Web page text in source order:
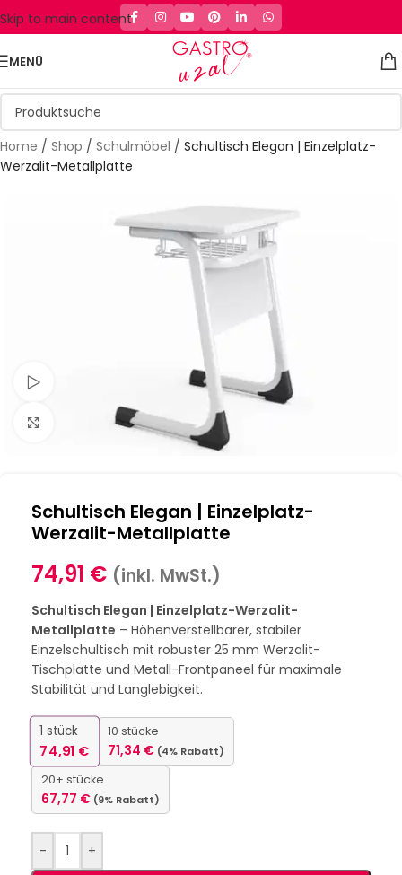
Skip to main content
MENÜ
Home / Shop / Schulmöbel / Schultisch Elegan | Einzelplatz-
Werzalit-Metallplatte
Klick zum Vergrößern
Schultisch Elegan | Einzelplatz-
Werzalit-Metallplatte
74,91 € (inkl. MwSt.)
Schultisch Elegan | Einzelplatz-Werzalit-
Metallplatte – Höhenverstellbarer, stabiler
Einzelschultisch mit robuster 25 mm Werzalit-
Tischplatte und Metall-Frontpaneel für maximale
Stabilität und Langlebigkeit.
1 stück
74,91 €
10 stücke
71,34 € (4% Rabatt)
20+ stücke
67,77 € (9% Rabatt)
- +